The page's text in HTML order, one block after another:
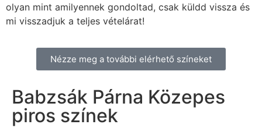
olyan mint amilyennek gondoltad, csak küldd vissza és
mi visszadjuk a teljes vételárat!
Nézze meg a további elérhető színeket
Babzsák Párna Közepes
piros színek